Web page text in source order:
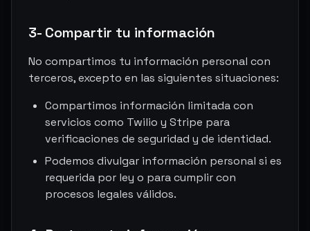
3- Compartir tu información
No compartimos tu información personal con
terceros, excepto en las siguientes situaciones:
Compartimos información limitada con
servicios como Twilio y Stripe para
verificaciones de seguridad y de identidad.
Podemos divulgar información personal si es
requerida por ley o para cumplir con
procesos legales válidos.